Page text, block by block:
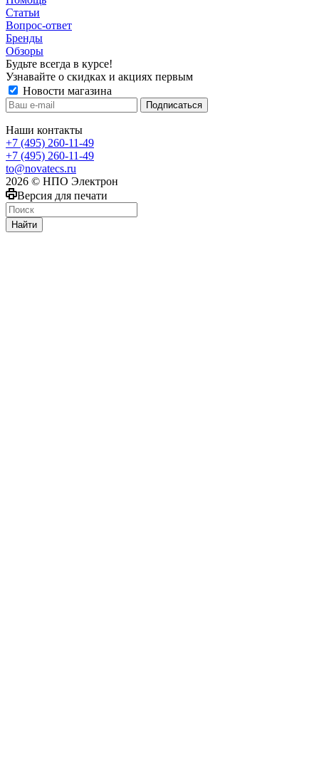
Статьи
Вопрос-ответ
Бренды
Обзоры
Будьте всегда в курсе!
Узнавайте о скидках и акциях первым
Новости магазина
Наши контакты
+7 (495) 260-11-49
+7 (495) 260-11-49
to@novatecs.ru
2026 © НПО Электрон
Версия для печати
Найти